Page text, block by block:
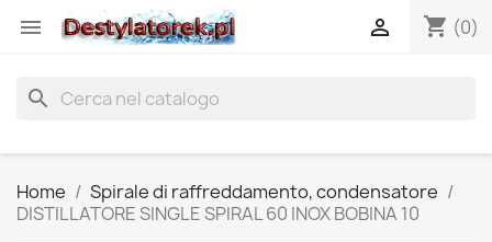
 shopping_cart (0)

search
Home
Spirale di raffreddamento, condensatore
DISTILLATORE SINGLE SPIRAL 60 INOX BOBINA 10